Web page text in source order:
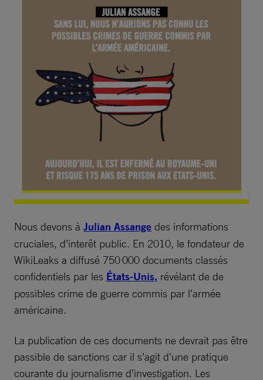
Nous devons à Julian Assange des informations
cruciales, d’interêt public. En 2010, le fondateur de
WikiLeaks a diffusé 750 000 documents classés
confidentiels par les États-Unis, révélant de de
possibles crime de guerre commis par l’armée
américaine.
La publication de ces documents ne devrait pas être
passible de sanctions car il s’agit d’une pratique
courante du journalisme d’investigation. Les